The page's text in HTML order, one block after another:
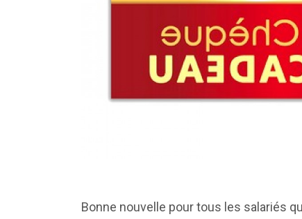
Bonne nouvelle pour tous les salariés